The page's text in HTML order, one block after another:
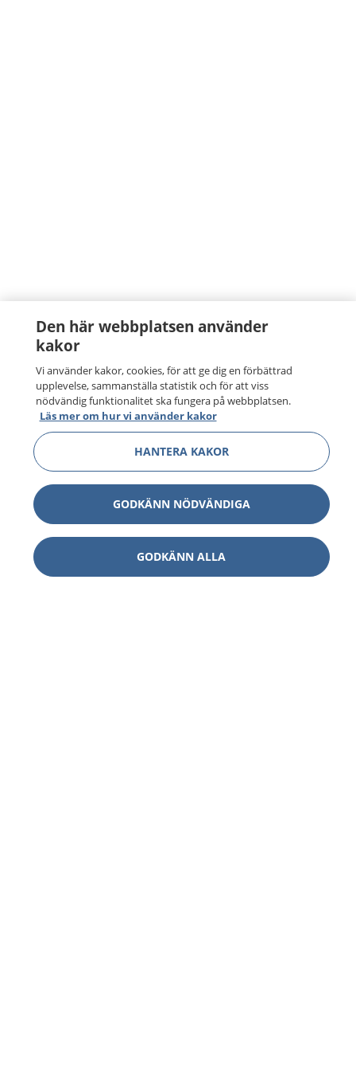
Den här webbplatsen använder
kakor
Vi använder kakor, cookies, för att ge dig en förbättrad
upplevelse, sammanställa statistik och för att viss
nödvändig funktionalitet ska fungera på webbplatsen.
Läs mer om hur vi använder kakor
HANTERA KAKOR
GODKÄNN NÖDVÄNDIGA
GODKÄNN ALLA